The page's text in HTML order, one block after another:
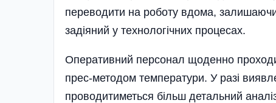
переводити на роботу вдома,
задіяний у технологічних процесах.
Оперативний персонал щоденно
прес-методом температури. У разі
проводитиметься більш детальний